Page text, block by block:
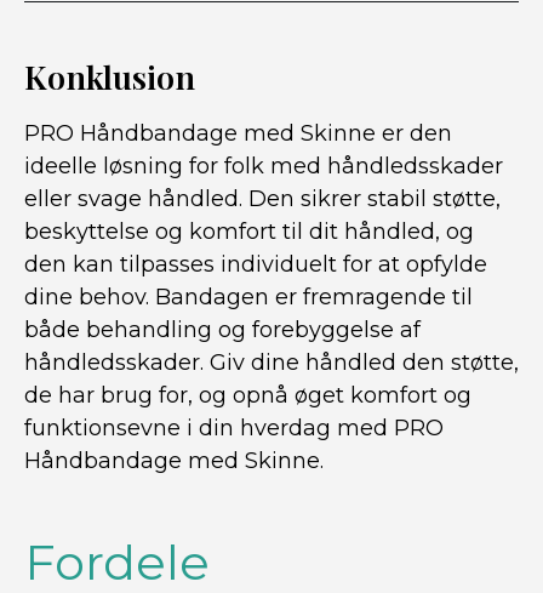
Konklusion
PRO Håndbandage med Skinne er den
ideelle løsning for folk med håndledsskader
eller svage håndled. Den sikrer stabil støtte,
beskyttelse og komfort til dit håndled, og
den kan tilpasses individuelt for at opfylde
dine behov. Bandagen er fremragende til
både behandling og forebyggelse af
håndledsskader. Giv dine håndled den støtte,
de har brug for, og opnå øget komfort og
funktionsevne i din hverdag med PRO
Håndbandage med Skinne.
Fordele